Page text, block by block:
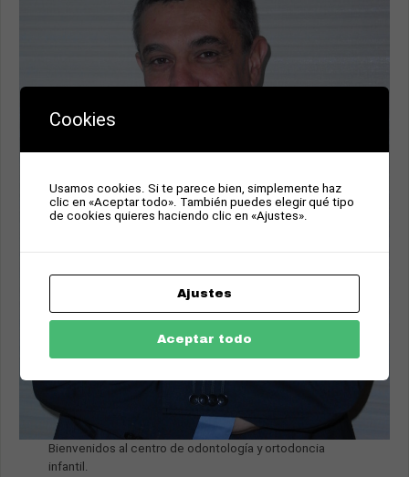
Bienvenidos al centro de odontología y ortodoncia
infantil.
Cookies
Usamos cookies. Si te parece bien, simplemente haz
clic en «Aceptar todo». También puedes elegir qué tipo
de cookies quieres haciendo clic en «Ajustes».
Ajustes
Aceptar todo